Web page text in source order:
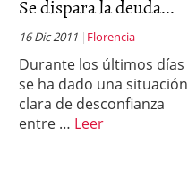
Se dispara la deuda...
16 Dic 2011 Florencia
Durante los últimos días
se ha dado una situación
clara de desconfianza
entre … Leer